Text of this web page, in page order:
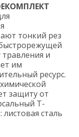
тонкий рез
и
им
ресурс.
защиту от
Т-
сталь